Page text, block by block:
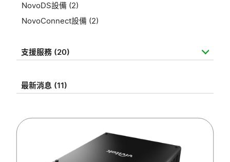
NovoDS設備 (2)
NovoConnect設備 (2)
支援服務 (20)
最新消息 (11)